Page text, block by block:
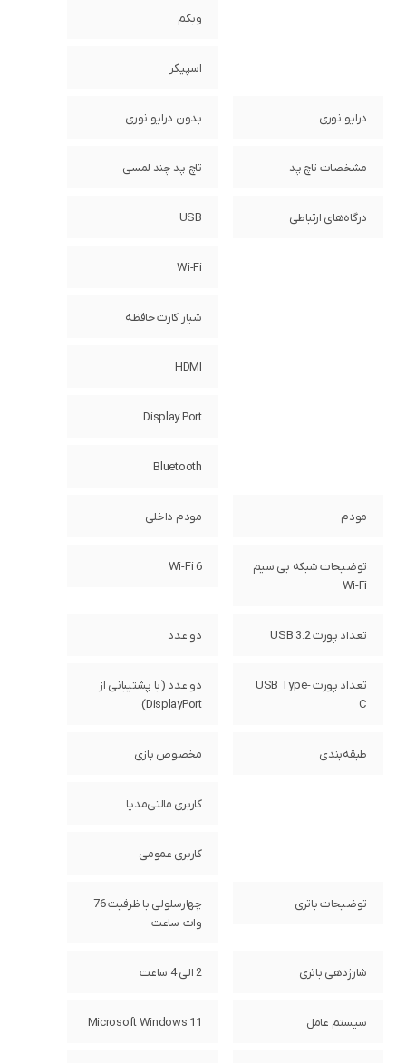
وبکم
اسپیکر
درایو نوری بدون درایو نوری
مشخصات تاچ پد تاچ پد چند لمسی
درگاه‌های ارتباطی USB
Wi-Fi
شیار کارت حافظه
HDMI
Display Port
Bluetooth
مودم مودم داخلی
توضیحات شبکه بی سیم
Wi-Fi
Wi-Fi 6
تعداد پورت USB 3.2 دو عدد
تعداد پورت USB Type-
C
دو عدد (با پشتیبانی از
DisplayPort)
طبقه‌بندی مخصوص بازی
کاربری مالتی‌مدیا
کاربری عمومی
توضیحات باتری
چهارسلولی با ظرفیت 76
وات-ساعت
شارژدهی باتری 2 الی 4 ساعت
سیستم عامل Microsoft Windows 11